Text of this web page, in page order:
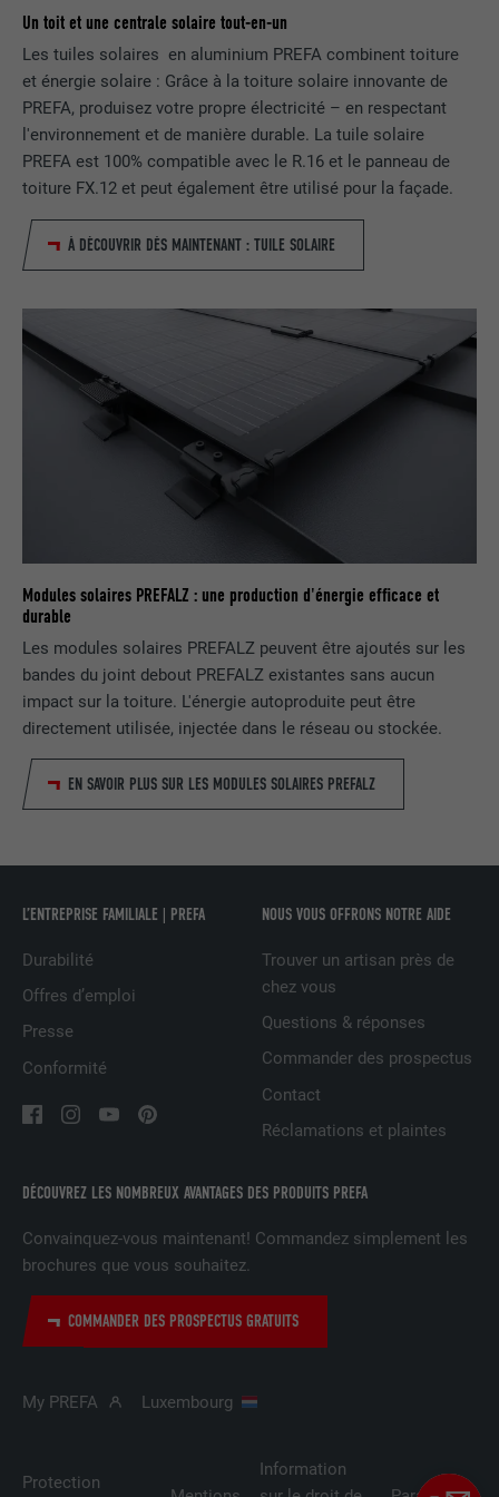
Un toit et une centrale solaire tout-en-un
Les tuiles solaires en aluminium PREFA combinent toiture
et énergie solaire : Grâce à la toiture solaire innovante de
PREFA, produisez votre propre électricité – en respectant
l'environnement et de manière durable. La tuile solaire
PREFA est 100% compatible avec le R.16 et le panneau de
toiture FX.12 et peut également être utilisé pour la façade.
À DÉCOUVRIR DÈS MAINTENANT : TUILE SOLAIRE
Modules solaires PREFALZ : une production d'énergie efficace et
durable
Les modules solaires PREFALZ peuvent être ajoutés sur les
bandes du joint debout PREFALZ existantes sans aucun
impact sur la toiture. L'énergie autoproduite peut être
directement utilisée, injectée dans le réseau ou stockée.
EN SAVOIR PLUS SUR LES MODULES SOLAIRES PREFALZ
DÉCOUVREZ LES NOMBREUX AVANTAGES DES PRODUITS PREFA
Convainquez-vous maintenant! Commandez simplement les
brochures que vous souhaitez.
COMMANDER DES PROSPECTUS GRATUITS
L’ENTREPRISE FAMILIALE | PREFA
Durabilité
Offres d’emploi
Presse
Conformité
NOUS VOUS OFFRONS NOTRE AIDE
Trouver un artisan près de
chez vous
Questions & réponses
Commander des prospectus
Contact
Réclamations et plaintes
My PREFA Luxembourg
Protection
Information
FOURNISSEUR Google Universal Analytics
EXPIRATION 1 jour
UTILITÉ
Enregistre un identifiant unique utilisé
pour générer des données statistiques
sur la manière dont l'utilisateur utilise le
NOM
FOURNISSEUR Google Optimize
90 jours
Est placé afin de tester si le navigateur
autorise l'utilisation de cookies. Ne
contient aucun élément d'identification.
enregistrés, en particulier la langue que
vous préférez, combien de résultats de
recherche doivent être affichés par page
(p. ex. 10 ou 20) et si le filtre Google
SafeSearch doit être activé ou non.
lang
FOURNISSEUR ads.linkedin.com
UTILITÉ
Enregistre la langue choisie par
lang
UTILITÉ
Utilisé par LinkedIn lorsqu'un site
nous » intégrée.
NOM bcookie
FOURNISSEUR LinkedIn
services intégrés.
NOM
EXPIRATION
services intégrés
NOM UserMatchHistory
FOURNISSEUR LinkedIn
la publicité adaptée aux préférences de